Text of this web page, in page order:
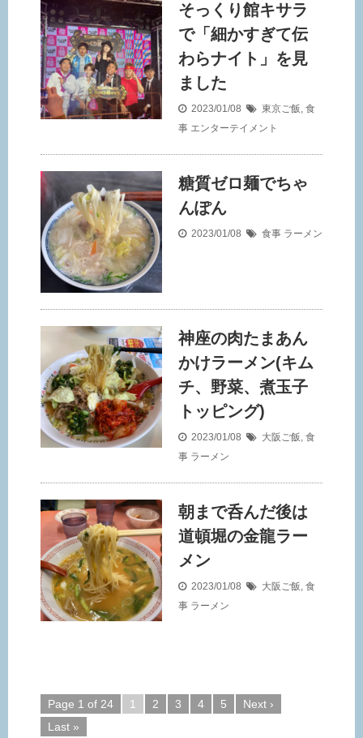
そっくり館キサラ
で「細かすぎて伝
わらナイト」を見
ました
2023/01/08 東京ご飯, 食
事 エンターテイメント
糖質ゼロ麺でちゃ
んぽん
2023/01/08 食事 ラーメン
神座の肉たまあん
かけラーメン(キム
チ、野菜、煮玉子
トッピング)
2023/01/08 大阪ご飯, 食
事 ラーメン
朝まで呑んだ後は
道頓堀の金龍ラー
メン
2023/01/08 大阪ご飯, 食
事 ラーメン
Page 1 of 24 1 2 3 4 5
Next ›
Last »